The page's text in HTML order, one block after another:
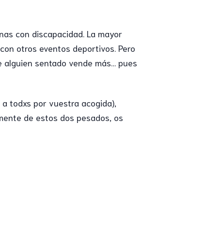
con discapacidad. La mayor
otros eventos deportivos. Pero
sentado vende más… pues
todxs por vuestra acogida),
de estos dos pesados, os